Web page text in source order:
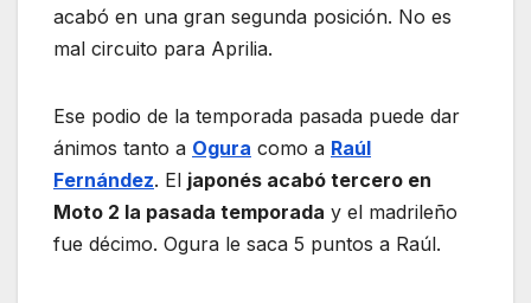
acabó en una gran segunda posición. No es
mal circuito para Aprilia.
Ese podio de la temporada pasada puede dar
ánimos tanto a Ogura como a Raúl
Fernández. El japonés acabó tercero en
Moto 2 la pasada temporada y el madrileño
fue décimo. Ogura le saca 5 puntos a Raúl.